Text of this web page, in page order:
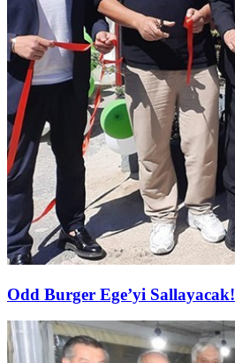
Odd Burger Ege’yi Sallayacak!